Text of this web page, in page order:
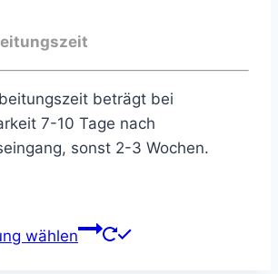
beträgt bei
7-10 Tage nach
sonst 2-3 Wochen.
wählen